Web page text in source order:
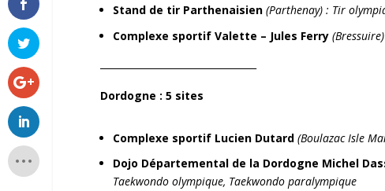
Stand de tir Parthenaisien(Parthenay) : Tir
Complexe sportif Valette – Jules Ferry
Dordogne : 5 sites
Complexe sportif Lucien Dutard (Boulazac Isle
Dojo Départemental de la Dordogne Michel
Taekwondo olympique, Taekwondo paralympique